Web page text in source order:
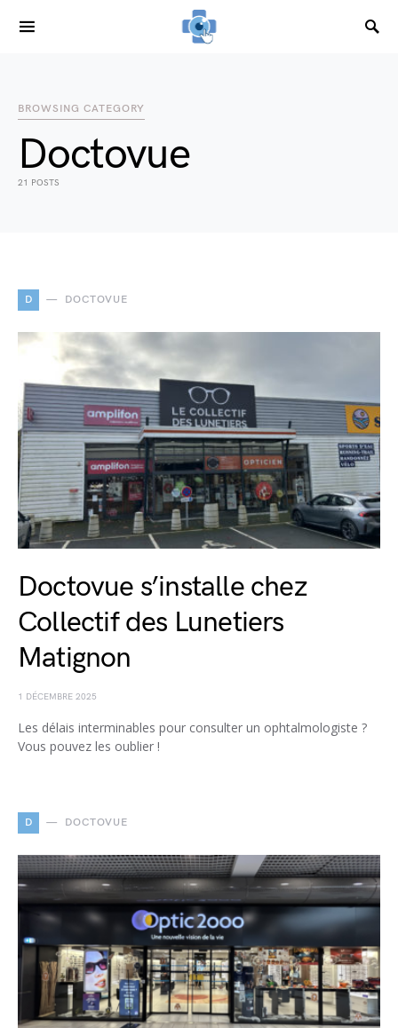
SEARCH FOR:
BROWSING CATEGORY
Doctovue
21 POSTS
D DOCTOVUE
Doctovue s’installe chez
Collectif des Lunetiers
Matignon
1 DÉCEMBRE 2025
Les délais interminables pour consulter un ophtalmologiste ?
Vous pouvez les oublier !
D DOCTOVUE